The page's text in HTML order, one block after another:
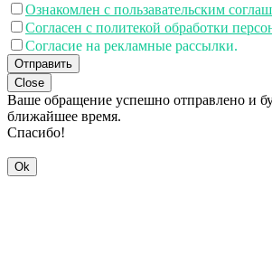
Ознакомлен с пользавательским
Согласен с политекой обработки
Согласие на рекламные рассылки.
Отправить
Close
Ваше обращение успешно отправлено и
ближайшее время.
Спасибо!
Ok